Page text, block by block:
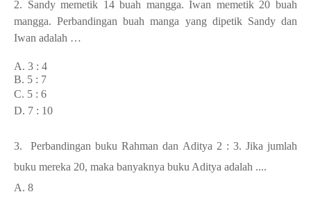
2. Sandy memetik 14 buah mangga. Iwan memetik 20 buah
mangga. Perbandingan buah manga yang dipetik Sandy dan
Iwan adalah …
A. 3 : 4
B. 5 : 7
C. 5 : 6
D. 7 : 10
3.
Perbandingan buku Rahman dan Aditya 2 : 3. Jika jumlah
buku mereka 20, maka banyaknya buku Aditya adalah ....
A. 8